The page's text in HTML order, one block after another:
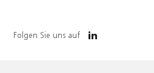
Folgen Sie uns auf